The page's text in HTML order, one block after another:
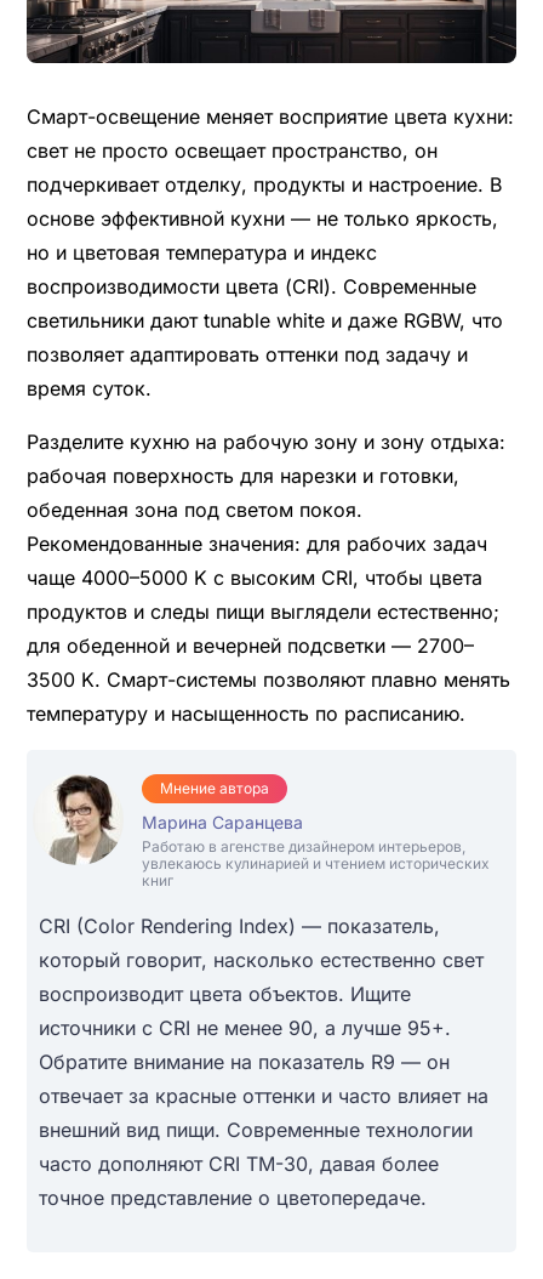
Смарт-освещение меняет восприятие цвета кухни:
свет не просто освещает пространство, он
подчеркивает отделку, продукты и настроение. В
основе эффективной кухни — не только яркость,
но и цветовая температура и индекс
воспроизводимости цвета (CRI). Современные
светильники дают tunable white и даже RGBW, что
позволяет адаптировать оттенки под задачу и
время суток.
Разделите кухню на рабочую зону и зону отдыха:
рабочая поверхность для нарезки и готовки,
обеденная зона под светом покоя.
Рекомендованные значения: для рабочих задач
чаще 4000–5000 K с высоким CRI, чтобы цвета
продуктов и следы пищи выглядели естественно;
для обеденной и вечерней подсветки — 2700–
3500 K. Смарт-системы позволяют плавно менять
температуру и насыщенность по расписанию.
Мнение автора
Марина Саранцева
Работаю в агенстве дизайнером интерьеров,
увлекаюсь кулинарией и чтением исторических
книг
CRI (Color Rendering Index) — показатель,
который говорит, насколько естественно свет
воспроизводит цвета объектов. Ищите
источники с CRI не менее 90, а лучше 95+.
Обратите внимание на показатель R9 — он
отвечает за красные оттенки и часто влияет на
внешний вид пищи. Современные технологии
часто дополняют CRI TM-30, давая более
точное представление о цветопередаче.